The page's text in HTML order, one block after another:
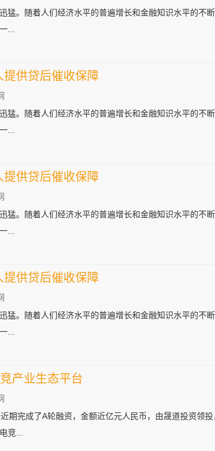
猛。随着人们经济水平的普遍增长和金融知识水平的不
...
供贷后催收保障
猛。随着人们经济水平的普遍增长和金融知识水平的不
...
供贷后催收保障
猛。随着人们经济水平的普遍增长和金融知识水平的不
...
供贷后催收保障
猛。随着人们经济水平的普遍增长和金融知识水平的不
...
产业生态平台
期完成了A轮融资，金额近亿元人民币，由晟道投资领
竞...